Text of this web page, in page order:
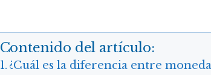
Contenido del artículo:
¿Cuál es la diferencia entre